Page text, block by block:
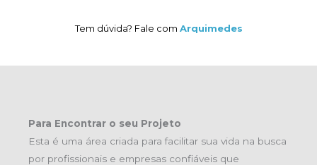
Tem dúvida? Fale com Arquimedes
Para Encontrar o seu Projeto
Esta é uma área criada para facilitar sua vida na busca
por profissionais e empresas confiáveis que